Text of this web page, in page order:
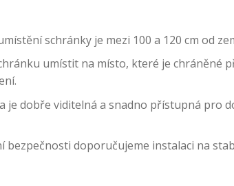
schránky je mezi 100 a 120 cm od
umístit na místo, které je chráněné
je dobře viditelná a snadno přístupná pro
bezpečnosti doporučujeme instalaci na